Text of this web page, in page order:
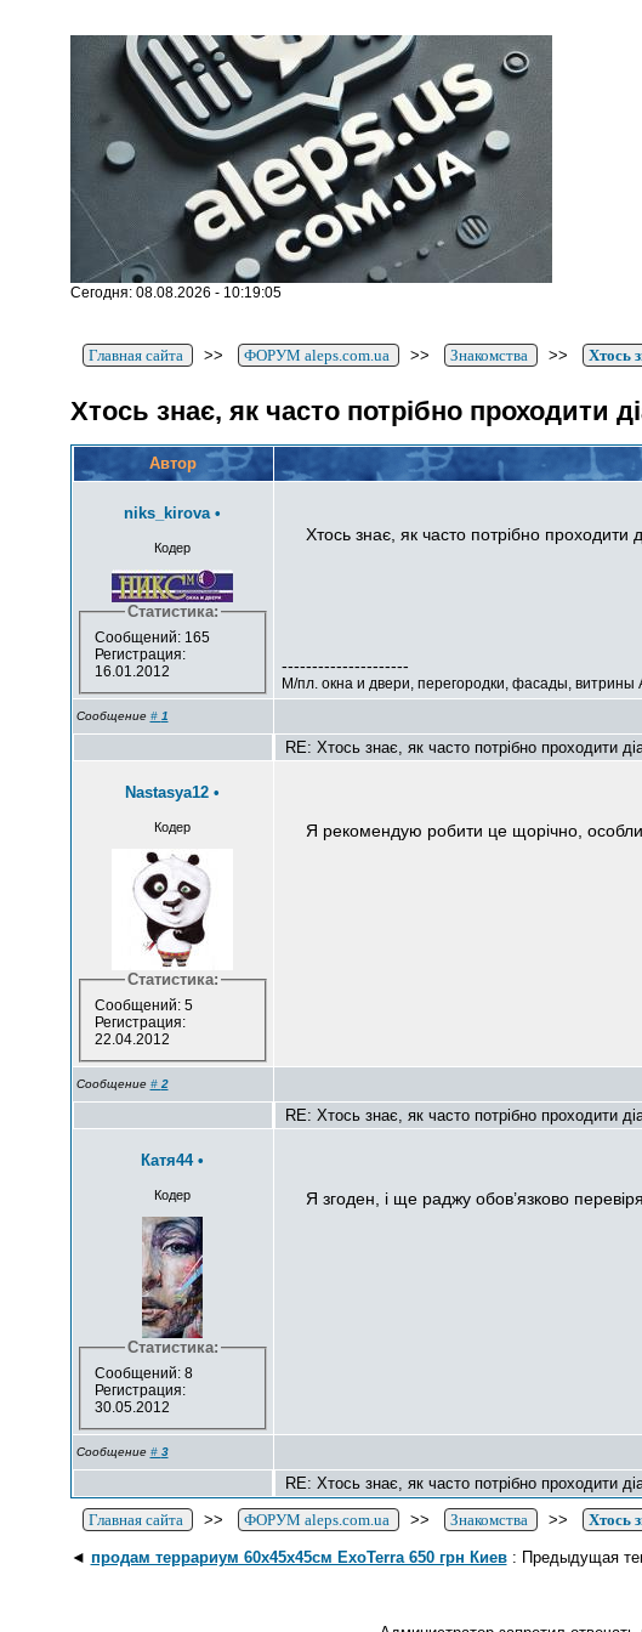
Сегодня: 08.08.2026 - 10:19:05
Главная сайта >> ФОРУМ aleps.com.ua >> Знакомства >> Хтось
Хтось знає, як часто потрібно проходити
Автор
niks_kirova •
Кодер
Статистика:
Сообщений: 165
Регистрация:
16.01.2012
Хтось знає, як часто потрібно проходити
---------------------
М/пл. окна и двери, перегородки, фасады,
Сообщение # 1
RE: Хтось знає, як часто потрібно проходити
Nastasya12 •
Кодер
Статистика:
Сообщений: 5
Регистрация:
22.04.2012
Я рекомендую робити це щорічно,
Сообщение # 2
RE: Хтось знає, як часто потрібно проходити
Катя44 •
Кодер
Статистика:
Сообщений: 8
Регистрация:
30.05.2012
Я згоден, і ще раджу обов’язково
Сообщение # 3
RE: Хтось знає, як часто потрібно проходити
Главная сайта
>> ФОРУМ aleps.com.ua >> Знакомства >> Хтось
◄ продам террариум 60х45х45см ExoTerra 650 грн Киев: Предыдущая